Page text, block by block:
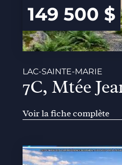
149 500 $
LAC-SAINTE-MARIE
7C, Mtée
Voir la fiche complète